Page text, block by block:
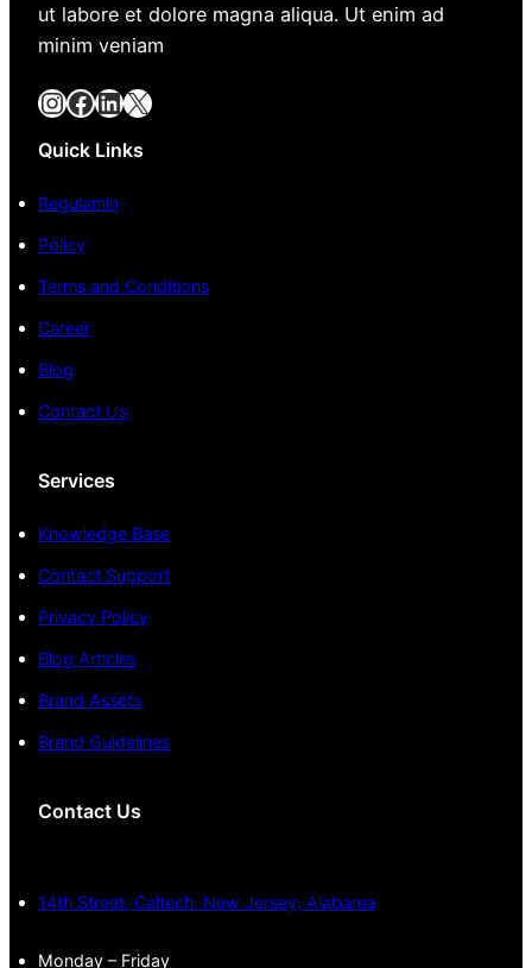
ut labore et dolore magna aliqua. Ut enim ad
minim veniam
InstagramFacebook LinkedIn X
Quick Links
Regulamin
Policy
Terms and Conditions
Career
Blog
Contact Us
Services
Knowledge Base
Contact Support
Privacy Policy
Blog Articles
Brand Assets
Brand Guidelines
Contact Us
14th Street, Caltech, New Jersey, Alabama
Monday – Friday